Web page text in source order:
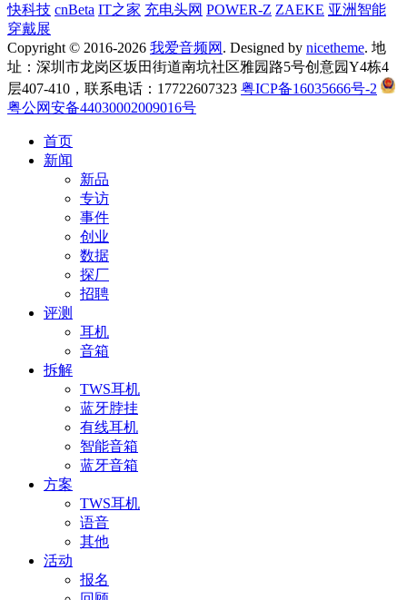
快科技 cnBeta IT之家 充电头网 POWER-Z ZAEKE 亚洲智能
穿戴展
Copyright © 2016-2026 我爱音频网 . Designed by nicetheme. 地
址：深圳市龙岗区坂田街道南坑社区雅园路5号创意园Y4栋4
层407-410，联系电话：17722607323 粤ICP备16035666号-2
粤公网安备44030002009016号
首页
新闻
新品
专访
事件
创业
数据
探厂
招聘
评测
耳机
音箱
拆解
TWS耳机
蓝牙脖挂
有线耳机
智能音箱
蓝牙音箱
方案
TWS耳机
语音
其他
活动
报名